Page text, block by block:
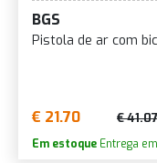
BGS
Pistola de ar com
€ 21.70 € 41.07
Em estoque Entrega